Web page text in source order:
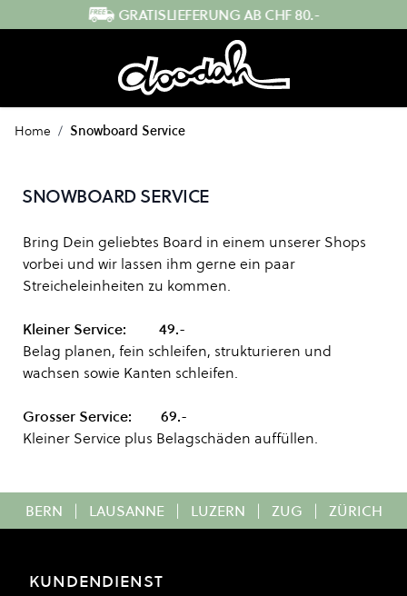
Direkt zum Inhalt GRATISLIEFERUNG AB CHF 80.-
Home / Snowboard Service
SNOWBOARD SERVICE
Bring Dein geliebtes Board in einem unserer Shops
vorbei und wir lassen ihm gerne ein paar
Streicheleinheiten zu kommen.
Kleiner Service: 49.-
Belag planen, fein schleifen, strukturieren und
wachsen sowie Kanten schleifen.
Grosser Service: 69.-
Kleiner Service plus Belagschäden auffüllen.
BERN | LAUSANNE | LUZERN | ZUG | ZÜRICH
KUNDENDIENST